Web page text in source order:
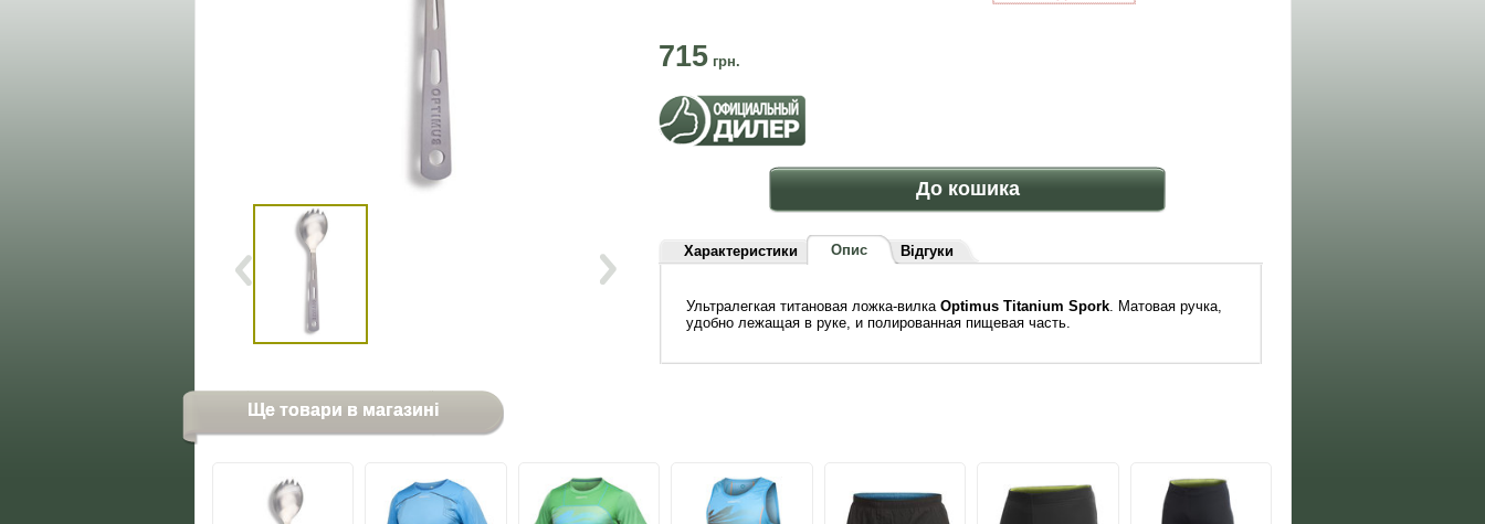
715грн.
До кошика
Характеристики Опис Відгуки
Ультралегкая титановая ложка-вилкаOptimus Titanium Spork. Матовая ручка,
удобно лежащая в руке, и полированная пищевая часть.
Ще товари в магазині